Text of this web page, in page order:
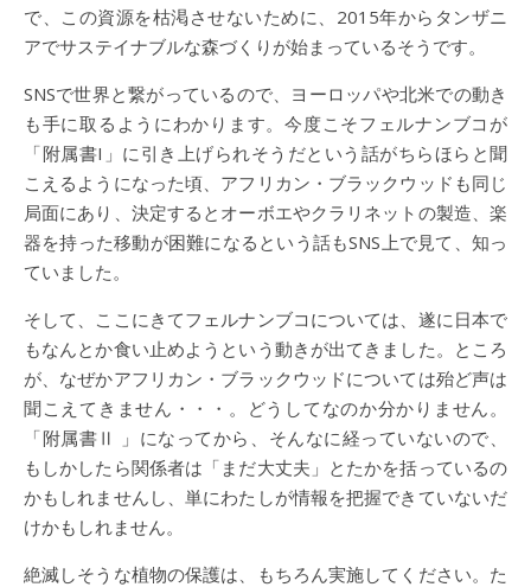
で、この資源を枯渇させないために、2015年からタンザニ
アでサステイナブルな森づくりが始まっているそうです。
SNSで世界と繋がっているので、ヨーロッパや北米での動き
も手に取るようにわかります。今度こそフェルナンブコが
「附属書I」に引き上げられそうだという話がちらほらと聞
こえるようになった頃、アフリカン・ブラックウッドも同じ
局面にあり、決定するとオーボエやクラリネットの製造、楽
器を持った移動が困難になるという話もSNS上で見て、知っ
ていました。
そして、ここにきてフェルナンブコについては、遂に日本で
もなんとか食い止めようという動きが出てきました。ところ
が、なぜかアフリカン・ブラックウッドについては殆ど声は
聞こえてきません・・・。どうしてなのか分かりません。
「附属書Ⅱ 」になってから、そんなに経っていないので、
もしかしたら関係者は「まだ大丈夫」とたかを括っているの
かもしれませんし、単にわたしが情報を把握できていないだ
けかもしれません。
絶滅しそうな植物の保護は、もちろん実施してください。た